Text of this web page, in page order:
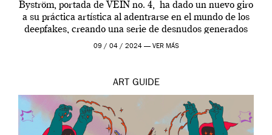
Byström, portada de VEIN no. 4, ha dado un nuevo giro
a su práctica artística al adentrarse en el mundo de los
deepfakes, creando una serie de desnudos generados
por […]
09 / 04 / 2024 — VER MÁS
ART GUIDE